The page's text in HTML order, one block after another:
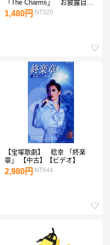
「The Charms」 お披露目公
演ダイジェストビデオ 【中
古】【ビデオ】
1,480円 NT320
【宝塚歌劇】 稔幸 「終楽
章」 【中古】【ビデオ】
2,980円 NT644